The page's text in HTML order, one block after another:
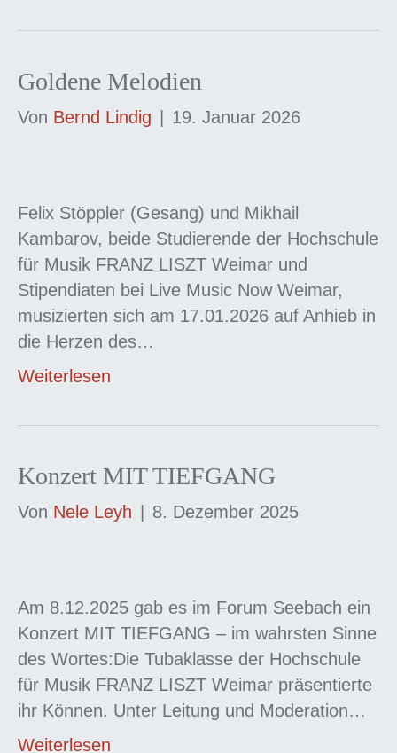
Goldene Melodien
Von Bernd Lindig 19. Januar 2026
Felix Stöppler (Gesang) und Mikhail
Kambarov, beide Studierende der Hochschule
für Musik FRANZ LISZT Weimar und
Stipendiaten bei Live Music Now Weimar,
musizierten sich am 17.01.2026 auf Anhieb in
die Herzen des…
Weiterlesen
Konzert MIT TIEFGANG
Von Nele Leyh 8. Dezember 2025
Am 8.12.2025 gab es im Forum Seebach ein
Konzert MIT TIEFGANG – im wahrsten Sinne
des Wortes:Die Tubaklasse der Hochschule
für Musik FRANZ LISZT Weimar präsentierte
ihr Können. Unter Leitung und Moderation…
Weiterlesen